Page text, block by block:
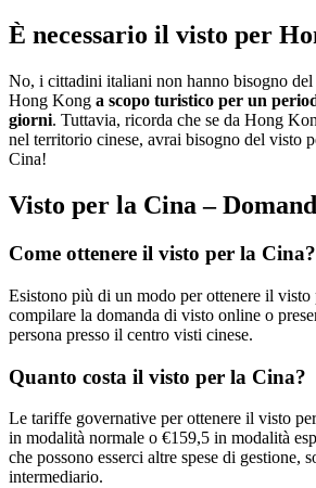
È necessario il visto per
No, i cittadini italiani non hanno bisogno del
Hong Kong a scopo turistico per un
giorni. Tuttavia, ricorda che se da Hong
nel territorio cinese, avrai bisogno del visto
Cina!
Visto per la Cina –
Come ottenere il visto per la Cina?
Esistono più di un modo per ottenere il
compilare la domanda di visto online o
persona presso il centro visti cinese.
Quanto costa il visto per la Cina?
Le tariffe governative per ottenere il visto
in modalità normale o €159,5 in modalità
che possono esserci altre spese di gestione,
intermediario.